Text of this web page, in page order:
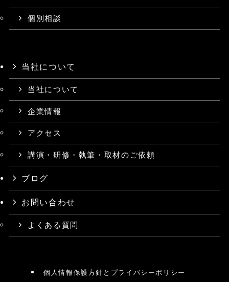
個別相談
当社について
当社について
企業情報
アクセス
講演・研修・執筆・取材のご依頼
ブログ
お問い合わせ
よくある質問
個人情報保護方針とプライバシーポリシー